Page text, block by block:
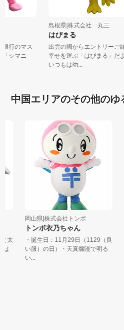
銀行のマス
「シマニ
島根県|株式会社 丸三
はぴまる
出雲の國からエントリーご
幸せを運ぶ「はぴまる」だ
いつもは幼...
中国エリアのその他のゆ
太
岡山県|株式会社トンボ
トンボ衣乃ちゃん
・誕生日：11月29日（1129（良
い服）の日）・天真爛漫で明る
い...